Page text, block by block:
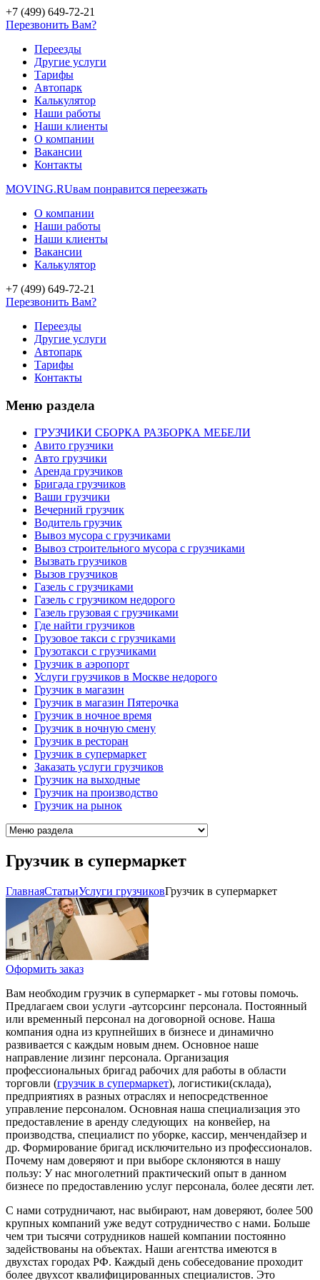
+7 (499) 649-72-21
Перезвонить Вам?
Переезды
Другие услуги
Тарифы
Автопарк
Калькулятор
Наши работы
Наши клиенты
О компании
Вакансии
Контакты
MOVING.RUвам понравится переезжать
О компании
Наши работы
Наши клиенты
Вакансии
Калькулятор
+7 (499) 649-72-21
Перезвонить Вам?
Переезды
Другие услуги
Автопарк
Тарифы
Контакты
Меню раздела
ГРУЗЧИКИ СБОРКА РАЗБОРКА МЕБЕЛИ
Авито грузчики
Авто грузчики
Аренда грузчиков
Бригада грузчиков
Ваши грузчики
Вечерний грузчик
Водитель грузчик
Вывоз мусора с грузчиками
Вывоз строительного мусора с грузчиками
Вызвать грузчиков
Вызов грузчиков
Газель с грузчиками
Газель с грузчиком недорого
Газель грузовая с грузчиками
Где найти грузчиков
Грузовое такси с грузчиками
Грузотакси с грузчиками
Грузчик в аэропорт
Услуги грузчиков в Москве недорого
Грузчик в магазин
Грузчик в магазин Пятерочка
Грузчик в ночное время
Грузчик в ночную смену
Грузчик в ресторан
Грузчик в супермаркет
Заказать услуги грузчиков
Грузчик на выходные
Грузчик на производство
Грузчик на рынок
Грузчик в супермаркет
ГлавнаяCтатьиУслуги грузчиковГрузчик в супермаркет
Оформить заказ
Вам необходим грузчик в супермаркет - мы готовы помочь.
Предлагаем свои услуги -аутсорсинг персонала. Постоянный
или временный персонал на договорной основе. Наша
компания одна из крупнейших в бизнесе и динамично
развивается с каждым новым днем. Основное наше
направление лизинг персонала. Организация
профессиональных бригад рабочих для работы в области
торговли (грузчик в супермаркет), логистики(склада),
предприятиях в разных отраслях и непосредственное
управление персоналом. Основная наша специализация это
предоставление в аренду следующих на конвейер, на
производства, специалист по уборке, кассир, менчендайзер и
др. Формирование бригад исключительно из профессионалов.
Почему нам доверяют и при выборе склоняются в нашу
пользу: У нас многолетний практический опыт в данном
бизнесе по предоставлению услуг персонала, более десяти лет.
С нами сотрудничают, нас выбирают, нам доверяют, более 500
крупных компаний уже ведут сотрудничество с нами. Больше
чем три тысячи сотрудников нашей компании постоянно
задействованы на объектах. Наши агентства имеются в
двухстах городах РФ. Каждый день собеседование проходит
более двухсот квалифицированных специалистов. Это